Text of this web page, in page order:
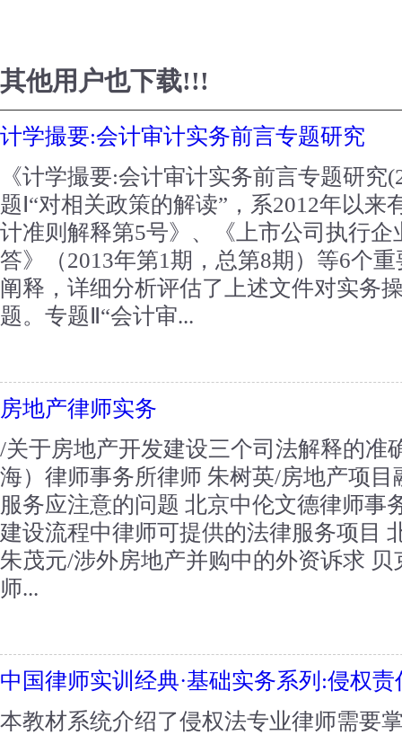
其他用户也下载!!!
计学撮要:会计审计实务前言专题研究
《计学撮要:会计审计实务前言专题研究
题Ⅰ“对相关政策的解读”，系2012年以
计准则解释第5号》、《上市公司执行
答》（2013年第1期，总第8期）等6个
阐释，详细分析评估了上述文件对实务
题。专题Ⅱ“会计审...
房地产律师实务
/关于房地产开发建设三个司法解释的准
海）律师事务所律师 朱树英/房地产项
服务应注意的问题 北京中伦文德律师事
建设流程中律师可提供的法律服务项目
朱茂元/涉外房地产并购中的外资诉求 贝
师...
中国律师实训经典·基础实务系列:侵权
本教材系统介绍了侵权法专业律师需要